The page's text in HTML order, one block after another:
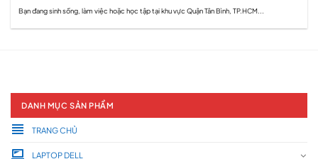
Bạn đang sinh sống, làm việc hoặc học tập tại khu vực Quận Tân Bình, TP.HCM...
DANH MỤC SẢN PHẨM
TRANG CHỦ
LAPTOP DELL